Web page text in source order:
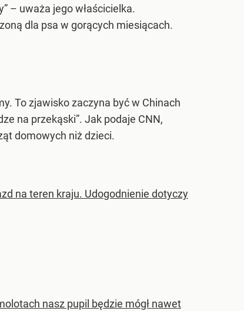
– uważa jego właścicielka.
dla psa w gorących miesiącach.
To zjawisko zaczyna być w Chinach
na przekąski”. Jak podaje CNN,
domowych niż dzieci.
na teren kraju. Udogodnienie dotyczy
nasz pupil będzie mógł nawet